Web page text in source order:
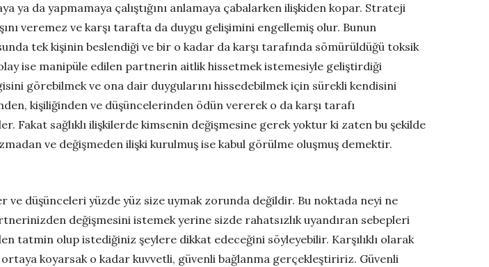
da yapmamaya çalıştığını anlamaya çabalarken ilişkiden kopar. Strateji
veremez ve karşı tarafta da duygu gelişimini engellemiş olur. Bunun
tek kişinin beslendiği ve bir o kadar da karşı tarafında sömürüldüğü toksik
ise manipüle edilen partnerin aitlik hissetmek istemesiyle geliştirdiği
görebilmek ve ona dair duygularını hissedebilmek için sürekli kendisini
kişiliğinden ve düşüncelerinden ödün vererek o da karşı tarafı
Fakat sağlıklı ilişkilerde kimsenin değişmesine gerek yoktur ki zaten bu şekilde
ve değişmeden ilişki kurulmuş ise kabul görülme oluşmuş demektir.
düşünceleri yüzde yüz size uymak zorunda değildir. Bu noktada neyi ne
değişmesini istemek yerine sizde rahatsızlık uyandıran sebepleri
tatmin olup istediğiniz şeylere dikkat edeceğini söyleyebilir. Karşılıklı olarak
koyarsak o kadar kuvvetli, güvenli bağlanma gerçekleştiririz. Güvenli